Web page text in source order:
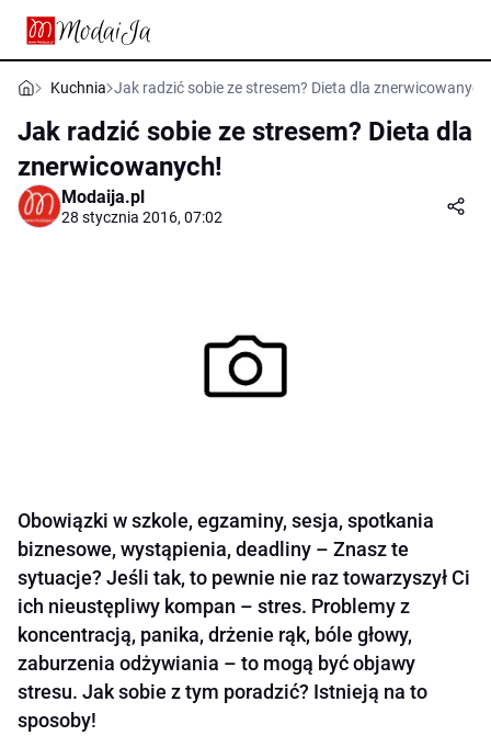
Kuchnia Jak radzić sobie ze stresem? Dieta dla
Jak radzić sobie ze stresem? Dieta dla
znerwicowanych!
Modaija.pl
28 stycznia 2016, 07:02
Obowiązki w szkole, egzaminy, sesja, spotkania
biznesowe, wystąpienia, deadliny – Znasz te
sytuacje? Jeśli tak, to pewnie nie raz towarzyszył Ci
ich nieustępliwy kompan – stres. Problemy z
koncentracją, panika, drżenie rąk, bóle głowy,
zaburzenia odżywiania – to mogą być objawy
stresu. Jak sobie z tym poradzić? Istnieją na to
sposoby!